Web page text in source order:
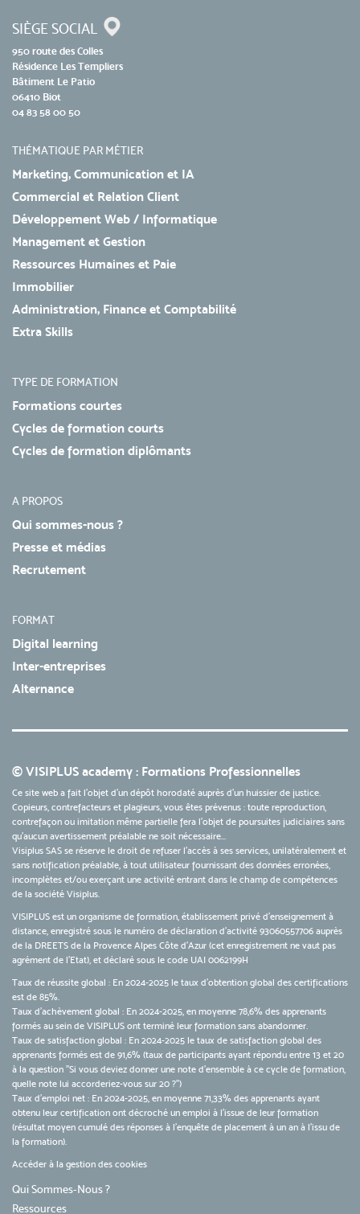
SIÈGE SOCIAL
950 route des Colles
Résidence Les Templiers
Bâtiment Le Patio
06410 Biot
04 83 58 00 50
THÉMATIQUE PAR MÉTIER
Marketing, Communication et IA
Commercial et Relation Client
Développement Web / Informatique
Management et Gestion
Ressources Humaines et Paie
Immobilier
Administration, Finance et Comptabilité
Extra Skills
TYPE DE FORMATION
Formations courtes
Cycles de formation courts
Cycles de formation diplômants
A PROPOS
Qui sommes-nous ?
Presse et médias
Recrutement
FORMAT
Digital learning
Inter-entreprises
Alternance
© VISIPLUS academy : Formations Professionnelles
Ce site web a fait l'objet d'un dépôt horodaté auprès d'un huissier de justice.
Copieurs, contrefacteurs et plagieurs, vous êtes prévenus : toute reproduction,
contrefaçon ou imitation même partielle fera l'objet de poursuites judiciaires sans
qu’aucun avertissement préalable ne soit nécessaire...
Visiplus SAS se réserve le droit de refuser l'accès à ses services, unilatéralement et
sans notification préalable, à tout utilisateur fournissant des données erronées,
incomplètes et/ou exerçant une activité entrant dans le champ de compétences
de la société Visiplus.
VISIPLUS est un organisme de formation, établissement privé d’enseignement à
distance, enregistré sous le numéro de déclaration d’activité 93060557706 auprès
de la DREETS de la Provence Alpes Côte d’Azur (cet enregistrement ne vaut pas
agrément de l’Etat), et déclaré sous le code UAI 0062199H
Taux de réussite global : En 2024-2025 le taux d'obtention global des certifications
est de 85%.
Taux d’achèvement global : En 2024-2025, en moyenne 78,6% des apprenants
formés au sein de VISIPLUS ont terminé leur formation sans abandonner.
Taux de satisfaction global : En 2024-2025 le taux de satisfaction global des
apprenants formés est de 91,6% (taux de participants ayant répondu entre 13 et 20
à la question "Si vous deviez donner une note d’ensemble à ce cycle de formation,
quelle note lui accorderiez-vous sur 20 ?")
Taux d’emploi net : En 2024-2025, en moyenne 71,33% des apprenants ayant
obtenu leur certification ont décroché un emploi à l'issue de leur formation
(résultat moyen cumulé des réponses à l'enquête de placement à un an à l'issu de
la formation).
Accéder à la gestion des cookies
Qui Sommes-Nous ?
Ressources